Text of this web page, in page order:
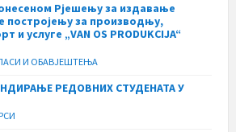
Рјешењу за издавање
постројењу за производњу,
и услуге „VAN OS PRODUKCIJA“
И ОБАВЈЕШТЕЊА
РЕДОВНИХ СТУДЕНАТА У